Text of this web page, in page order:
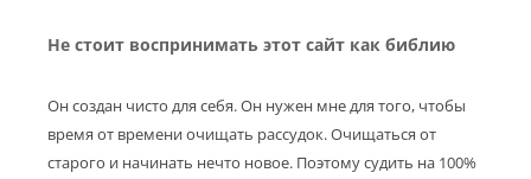
Не стоит воспринимать этот сайт как библию
Он создан чисто для себя. Он нужен мне для того, чтобы
время от времени очищать рассудок. Очищаться от
старого и начинать нечто новое. Поэтому судить на 100%